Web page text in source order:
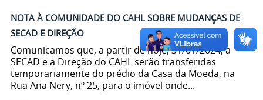
NOTA À COMUNIDADE DO CAHL SOBRE MUDANÇAS DE
SECAD E DIREÇÃO
Comunicamos que, a partir de hoje, 31/01/2024, a
SECAD e a Direção do CAHL serão transferidas
temporariamente do prédio da Casa da Moeda, na
Rua Ana Nery, nº 25, para o imóvel onde...